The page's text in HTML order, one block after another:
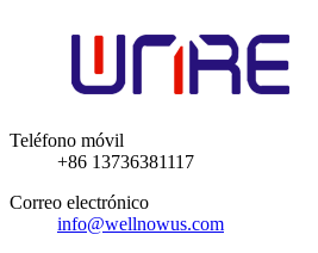
Teléfono móvil
+86 13736381117
Correo electrónico
info@wellnowus.com